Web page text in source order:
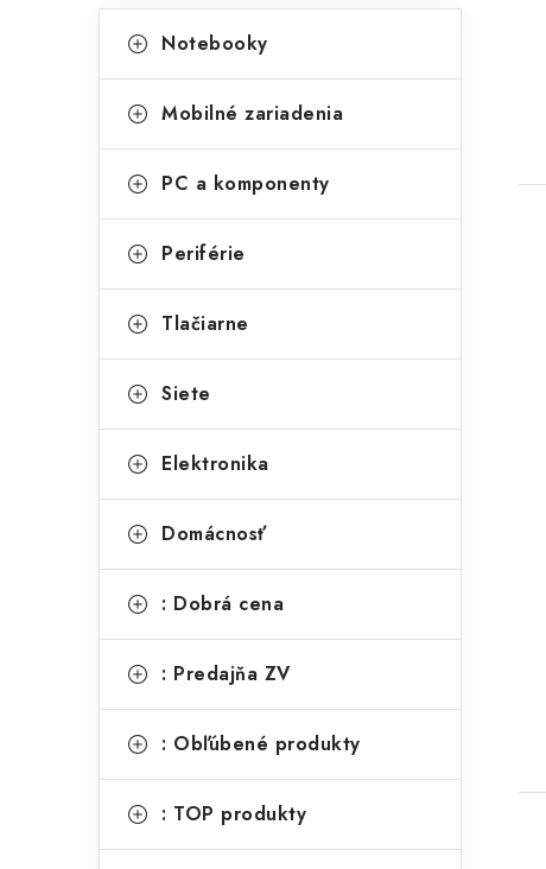
kategórie
a
e
ó
i
Notebooky
Mobilné zariadenia
PC a komponenty
Periférie
Tlačiarne
Siete
Elektronika
Domácnosť
: Dobrá cena
: Predajňa ZV
: Obľúbené produkty
: TOP produkty
v